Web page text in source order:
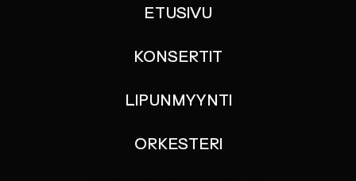
ETUSIVU
KONSERTIT
LIPUNMYYNTI
ORKESTERI